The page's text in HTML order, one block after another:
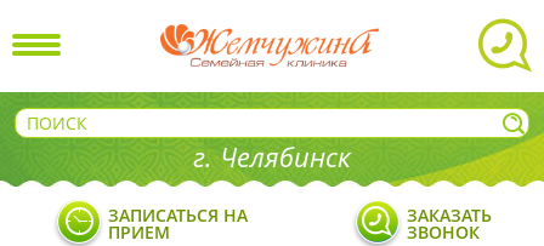
г. Челябинск
ЗАПИСАТЬСЯ НА
ПРИЕМ
ЗАКАЗАТЬ
ЗВОНОК